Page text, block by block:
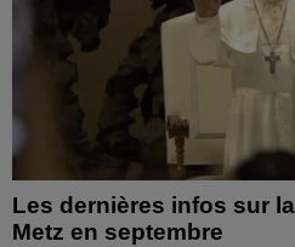
Les dernières infos sur
Metz en septembre